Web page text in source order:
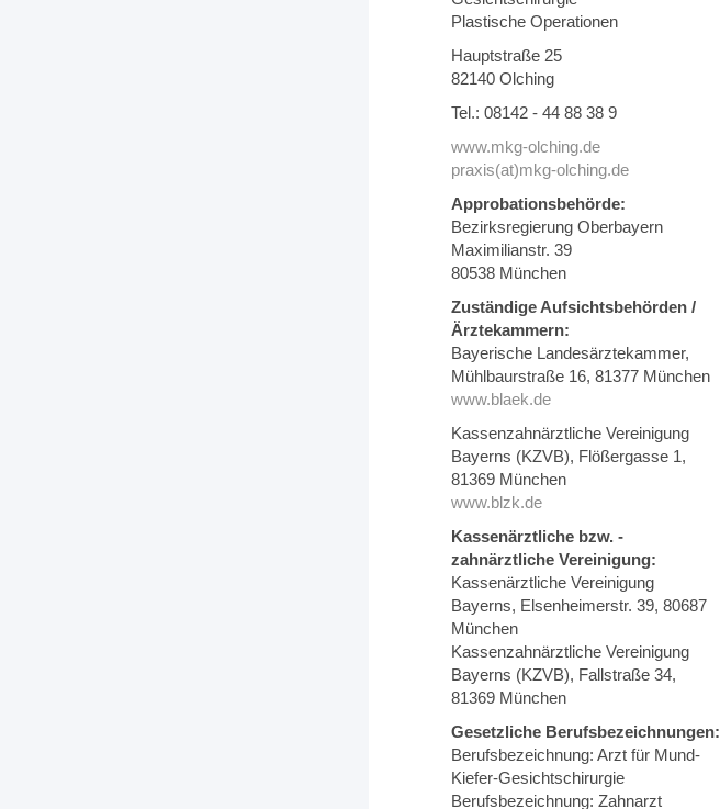
Plastische Operationen
Hauptstraße 25
82140 Olching
Tel.: 08142 - 44 88 38 9
www.mkg-olching.de
praxis(at)mkg-olching.de
Approbationsbehörde:
Bezirksregierung Oberbayern
Maximilianstr. 39
80538 München
Zuständige Aufsichtsbehörden /
Ärztekammern:
Bayerische Landesärztekammer,
Mühlbaurstraße 16, 81377 München
www.blaek.de
Kassenzahnärztliche Vereinigung
Bayerns (KZVB), Flößergasse 1,
81369 München
www.blzk.de
Kassenärztliche bzw. -
zahnärztliche Vereinigung:
Kassenärztliche Vereinigung
Bayerns, Elsenheimerstr. 39, 80687
München
Kassenzahnärztliche Vereinigung
Bayerns (KZVB), Fallstraße 34,
81369 München
Gesetzliche Berufsbezeichnungen:
Berufsbezeichnung: Arzt für Mund-
Kiefer-Gesichtschirurgie
Berufsbezeichnung: Zahnarzt